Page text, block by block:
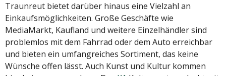
Traunreut bietet darüber hinaus eine Vielzahl an
Einkaufsmöglichkeiten. Große Geschäfte wie
MediaMarkt, Kaufland und weitere Einzelhändler sind
problemlos mit dem Fahrrad oder dem Auto erreichbar
und bieten ein umfangreiches Sortiment, das keine
Wünsche offen lässt. Auch Kunst und Kultur kommen